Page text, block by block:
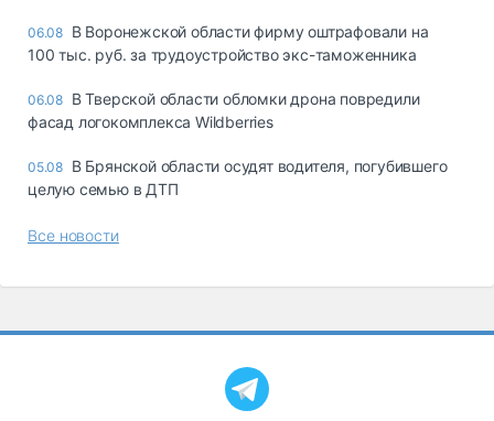
06.08 В Воронежской области фирму оштрафовали на
100 тыс. руб. за трудоустройство экс-таможенника
06.08 В Тверской области обломки дрона повредили
фасад логокомплекса Wildberries
05.08 В Брянской области осудят водителя, погубившего
целую семью в ДТП
Все новости